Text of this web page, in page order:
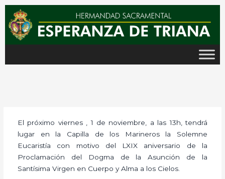
contenido
El próximo viernes , 1 de noviembre, a las 13h, tendrá
lugar en la Capilla de los Marineros la Solemne
Eucaristía con motivo del LXIX aniversario de la
Proclamación del Dogma de la Asunción de la
Santísima Virgen en Cuerpo y Alma a los Cielos.